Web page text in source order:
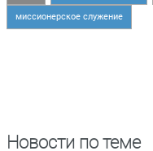
миссионерское служение
Новости по теме